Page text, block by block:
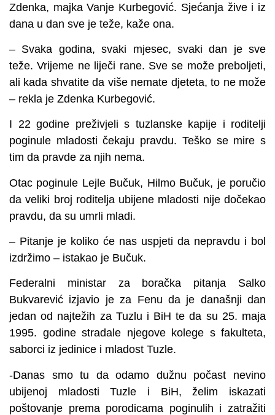
Zdenka, majka Vanje Kurbegović. Sjećanja žive i iz
dana u dan sve je teže, kaže ona.
– Svaka godina, svaki mjesec, svaki dan je sve
teže. Vrijeme ne liječi rane. Sve se može preboljeti,
ali kada shvatite da više nemate djeteta, to ne može
– rekla je Zdenka Kurbegović.
I 22 godine preživjeli s tuzlanske kapije i roditelji
poginule mladosti čekaju pravdu. Teško se mire s
tim da pravde za njih nema.
Otac poginule Lejle Bučuk, Hilmo Bučuk, je poručio
da veliki broj roditelja ubijene mladosti nije dočekao
pravdu, da su umrli mladi.
– Pitanje je koliko će nas uspjeti da nepravdu i bol
izdržimo – istakao je Bučuk.
Federalni ministar za boračka pitanja Salko
Bukvarević izjavio je za Fenu da je današnji dan
jedan od najtežih za Tuzlu i BiH te da su 25. maja
1995. godine stradale njegove kolege s fakulteta,
saborci iz jedinice i mladost Tuzle.
-Danas smo tu da odamo dužnu počast nevino
ubijenoj mladosti Tuzle i BiH, želim iskazati
poštovanje prema porodicama poginulih i zatražiti